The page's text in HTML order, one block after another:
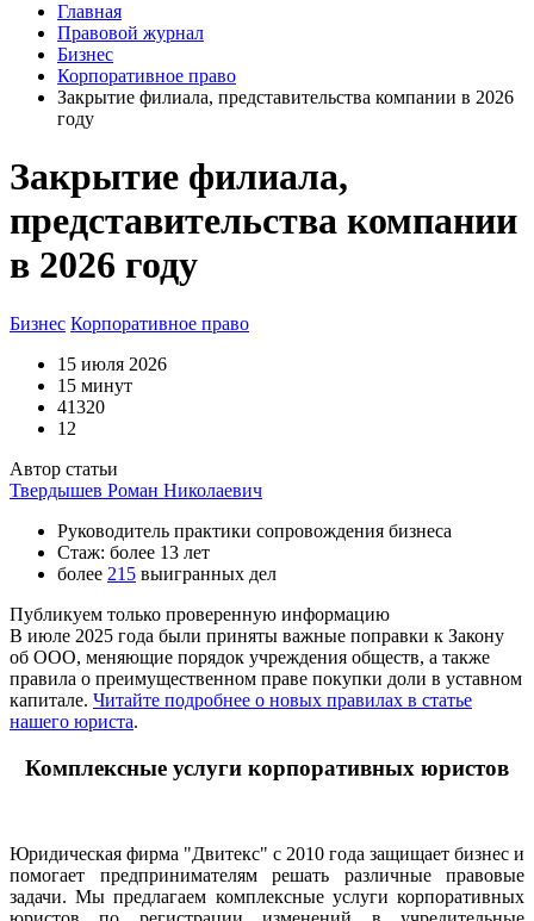
Главная
Правовой журнал
Бизнес
Корпоративное право
Закрытие филиала, представительства компании в 2026
году
Закрытие филиала,
представительства компании
в 2026 году
Бизнес Корпоративное право
15 июля 2026
15 минут
41320
12
Автор статьи
Твердышев Роман Николаевич
Руководитель практики сопровождения бизнеса
Стаж: более 13 лет
более 215 выигранных дел
Публикуем только проверенную информацию
В июле 2025 года были приняты важные поправки к Закону
об ООО, меняющие порядок учреждения обществ, а также
правила о преимущественном праве покупки доли в уставном
капитале. Читайте подробнее о новых правилах в статье
нашего юриста.
Комплексные услуги корпоративных юристов
Юридическая фирма "Двитекс" с 2010 года защищает бизнес и
помогает предпринимателям решать различные правовые
задачи. Мы предлагаем комплексные услуги корпоративных